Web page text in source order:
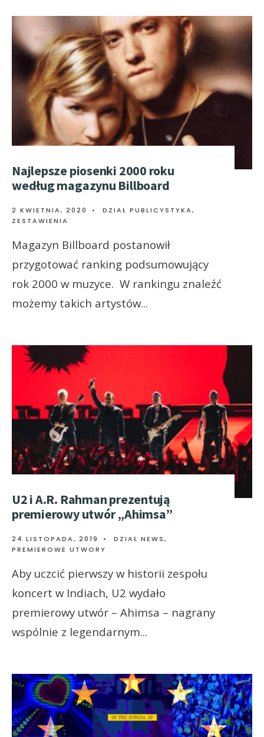
Najlepsze piosenki 2000 roku
według magazynu Billboard
2 KWIETNIA, 2020 • DZIAŁ PUBLICYSTYKA,
ZESTAWIENIA
Magazyn Billboard postanowił
przygotować ranking podsumowujący
rok 2000 w muzyce. W rankingu znaleźć
możemy takich artystów...
U2 i A.R. Rahman prezentują
premierowy utwór „Ahimsa”
24 LISTOPADA, 2019 • DZIAŁ NEWS,
PREMIEROWE UTWORY
Aby uczcić pierwszy w historii zespołu
koncert w Indiach, U2 wydało
premierowy utwór – Ahimsa – nagrany
wspólnie z legendarnym...